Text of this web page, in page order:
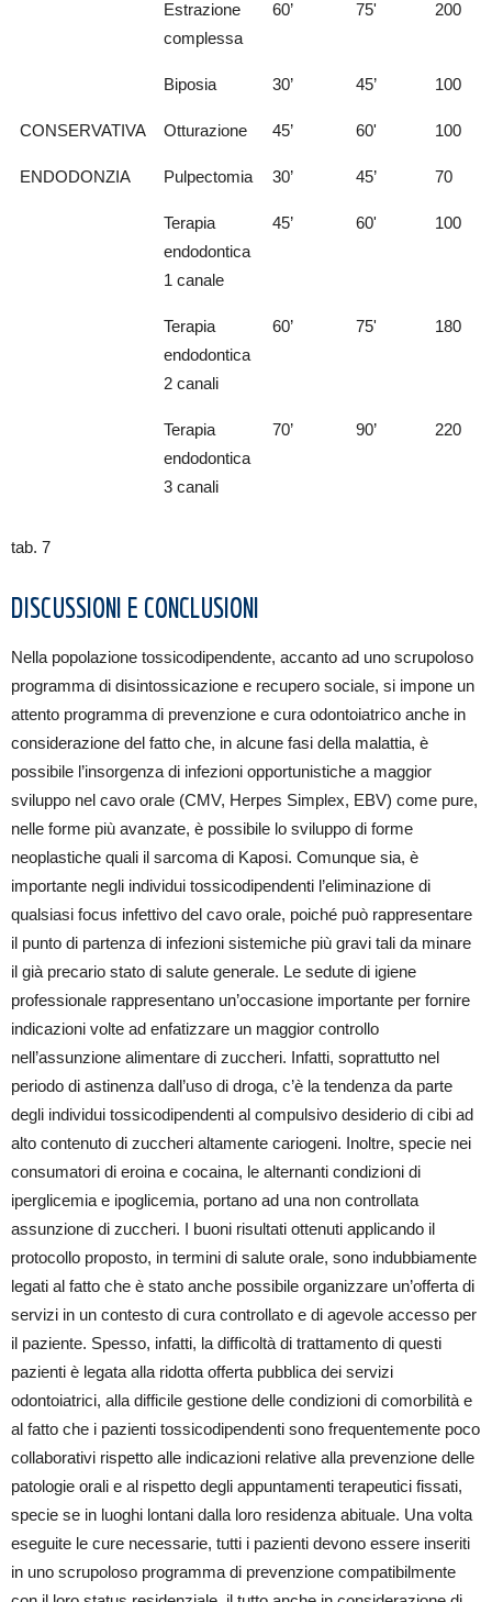
Estrazione
complessa
60’ 75' 200
Biposia 30’ 45’ 100
CONSERVATIVA Otturazione 45’ 60' 100
ENDODONZIA Pulpectomia 30’ 45’ 70
Terapia
endodontica
1 canale
45’ 60' 100
Terapia
endodontica
2 canali
60’ 75' 180
Terapia
endodontica
3 canali
70’ 90’ 220
tab. 7
DISCUSSIONI E CONCLUSIONI
Nella popolazione tossicodipendente, accanto ad uno scrupoloso
programma di disintossicazione e recupero sociale, si impone un
attento programma di prevenzione e cura odontoiatrico anche in
considerazione del fatto che, in alcune fasi della malattia, è
possibile l’insorgenza di infezioni opportunistiche a maggior
sviluppo nel cavo orale (CMV, Herpes Simplex, EBV) come pure,
nelle forme più avanzate, è possibile lo sviluppo di forme
neoplastiche quali il sarcoma di Kaposi. Comunque sia, è
importante negli individui tossicodipendenti l’eliminazione di
qualsiasi focus infettivo del cavo orale, poiché può rappresentare
il punto di partenza di infezioni sistemiche più gravi tali da minare
il già precario stato di salute generale. Le sedute di igiene
professionale rappresentano un’occasione importante per fornire
indicazioni volte ad enfatizzare un maggior controllo
nell’assunzione alimentare di zuccheri. Infatti, soprattutto nel
periodo di astinenza dall’uso di droga, c’è la tendenza da parte
degli individui tossicodipendenti al compulsivo desiderio di cibi ad
alto contenuto di zuccheri altamente cariogeni. Inoltre, specie nei
consumatori di eroina e cocaina, le alternanti condizioni di
iperglicemia e ipoglicemia, portano ad una non controllata
assunzione di zuccheri. I buoni risultati ottenuti applicando il
protocollo proposto, in termini di salute orale, sono indubbiamente
legati al fatto che è stato anche possibile organizzare un’offerta di
servizi in un contesto di cura controllato e di agevole accesso per
il paziente. Spesso, infatti, la difficoltà di trattamento di questi
pazienti è legata alla ridotta offerta pubblica dei servizi
odontoiatrici, alla difficile gestione delle condizioni di comorbilità e
al fatto che i pazienti tossicodipendenti sono frequentemente poco
collaborativi rispetto alle indicazioni relative alla prevenzione delle
patologie orali e al rispetto degli appuntamenti terapeutici fissati,
specie se in luoghi lontani dalla loro residenza abituale. Una volta
eseguite le cure necessarie, tutti i pazienti devono essere inseriti
in uno scrupoloso programma di prevenzione compatibilmente